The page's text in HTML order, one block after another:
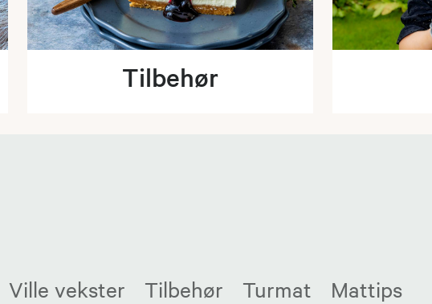
Tilbehør
Ville vekster Tilbehør Turmat Mattips